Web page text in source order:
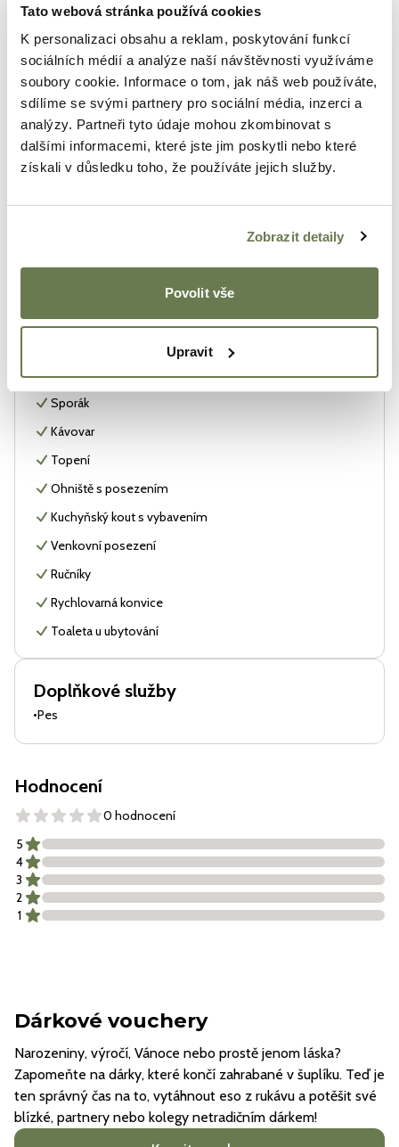
Tato webová stránka používá cookies
K personalizaci obsahu a reklam, poskytování funkcí
sociálních médií a analýze naší návštěvnosti využíváme
soubory cookie. Informace o tom, jak náš web používáte,
sdílíme se svými partnery pro sociální média, inzerci a
analýzy. Partneři tyto údaje mohou zkombinovat s
dalšími informacemi, které jste jim poskytli nebo které
získali v důsledku toho, že používáte jejich služby.
Zobrazit detaily
Povolit vše
Upravit
MM Michal, Maty a Markéta
Začali jsme ve třech. Michal, Maty a Markéta —
kamarádi, které spojuje láska k cestování, přírodě
a pohodě. Přišlo nám škoda, že právě jižní Morava,
která má tolik krásných míst, nabízí glampingů jen pár.
A tak jsme začali hledat ideální místo, navrhovat první
maringotku a postupně skládat celý koncept projektu
odpočívat. Proto u nás vždy najdete i malé věci, které
máme rádi my sami. Ať už je to kniha z oblíbené země,
dobrý nápoj nebo hra, kterou si rádi zahrajeme
s přáteli.
Vybavení
Sporák
Kávovar
Topení
Ohniště s posezením
Kuchyňský kout s vybavením
Venkovní posezení
Ručníky
Rychlovarná konvice
Toaleta u ubytování
Doplňkové služby
•Pes
Hodnocení
0 hodnocení
5
4
3
2
1
Dárkové vouchery
Narozeniny, výročí, Vánoce nebo prostě jenom láska?
Zapomeňte na dárky, které končí zahrabané v šuplíku. Teď je
ten správný čas na to, vytáhnout eso z rukávu a potěšit své
blízké, partnery nebo kolegy netradičním dárkem!